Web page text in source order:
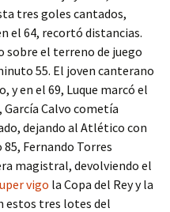
tres goles cantados,
el 64, recortó distancias.
sobre el terreno de juego
55. El joven canterano
y en el 69, Luque marcó el
Calvo cometía
dejando al Atlético con
Fernando Torres
magistral, devolviendo el
vigo la Copa del Rey y la
estos tres lotes del